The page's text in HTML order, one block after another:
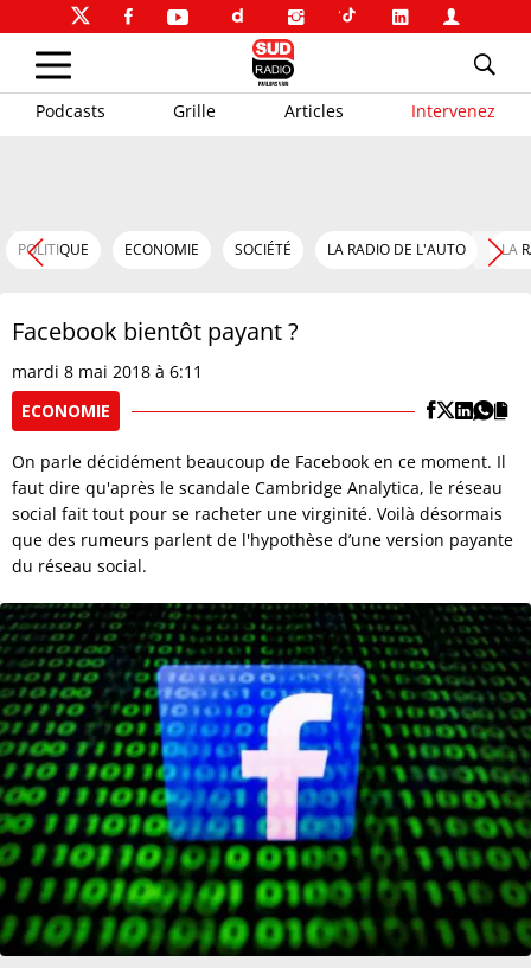
Podcasts Grille Articles Intervenez
POLITIQUE ECONOMIE SOCIÉTÉ LA RADIO DE L'AUTO LA
Facebook bientôt payant ?
mardi 8 mai 2018 à 6:11
ECONOMIE
On parle décidément beaucoup de Facebook en ce moment. Il
faut dire qu'après le scandale Cambridge Analytica, le réseau
social fait tout pour se racheter une virginité. Voilà désormais
que des rumeurs parlent de l'hypothèse d’une version payante
du réseau social.